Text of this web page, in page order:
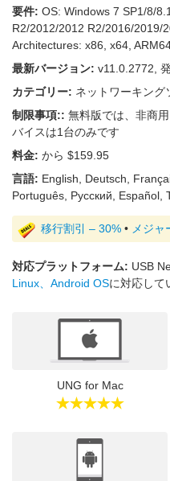
要件: OS: Windows 7 SP1/8/
R2/2012/2012 R2/2016/2019/
Architectures: x86, x64,
最新バージョン: v11.0.2772,
カテゴリー: ネットワーキング
制限事項:: 無料版では、非商
バイスは1台のみです
料金: から $159.95
言語: English, Deutsch,
Português, Русский, Español,
移行割引 – 30% • メジャ
対応プラットフォーム: USB
Linux、Android OSに対応して
UNG for Mac